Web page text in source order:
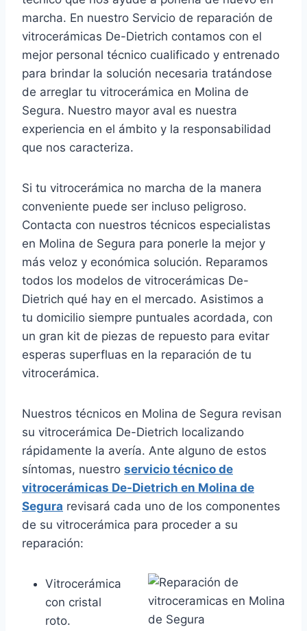
marcha. En nuestro Servicio de reparación de
vitrocerámicas De-Dietrich contamos con el
mejor personal técnico cualificado y entrenado
para brindar la solución necesaria tratándose
de arreglar tu vitrocerámica en Molina de
Segura. Nuestro mayor aval es nuestra
experiencia en el ámbito y la responsabilidad
que nos caracteriza.
Si tu vitrocerámica no marcha de la manera
conveniente puede ser incluso peligroso.
Contacta con nuestros técnicos especialistas
en Molina de Segura para ponerle la mejor y
más veloz y económica solución. Reparamos
todos los modelos de vitrocerámicas De-
Dietrich qué hay en el mercado. Asistimos a
tu domicilio siempre puntuales acordada, con
un gran kit de piezas de repuesto para evitar
esperas superfluas en la reparación de tu
vitrocerámica.
Nuestros técnicos en Molina de Segura revisan
su vitrocerámica De-Dietrich localizando
rápidamente la avería. Ante alguno de estos
síntomas, nuestro servicio técnico de
vitrocerámicas De-Dietrich en Molina de
Segura revisará cada uno de los componentes
de su vitrocerámica para proceder a su
reparación:
Vitrocerámica
con cristal
roto.